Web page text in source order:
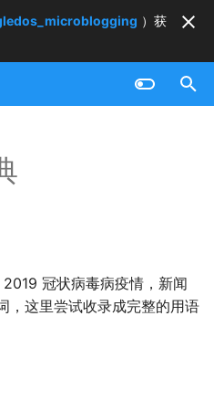
）获
冠状病毒病疫情，新闻
，这里尝试收录成完整的用语